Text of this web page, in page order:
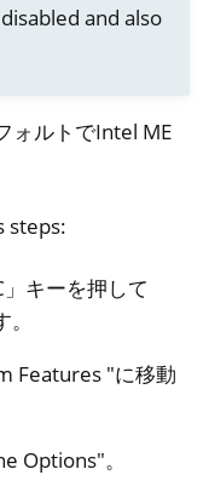
レット
and also
ォルトでIntel ME
steps:
キーを押して
Features "に移動
Options"。